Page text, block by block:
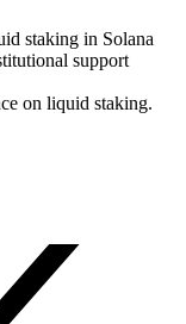
on liquid staking.